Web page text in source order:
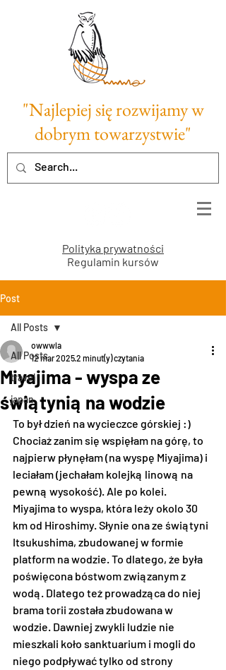
"Najlepiej się rozwijamy w
dobrym towarzystwie"
Polityka prywatności
Regulamin kursów
Post
All Posts
travel
japan
All Posts
Miyajima - wyspa ze
świątynią na wodzie
owwwla
12 mar 20252 minut(y) czytania
To był dzień na wycieczce górskiej :)
Chociaż zanim się wspięłam na górę, to
najpierw płynęłam (na wyspę Miyajima) i
leciałam (jechałam kolejką linową na
pewną wysokość). Ale po kolei.
Miyajima to wyspa, która leży okolo 30
km od Hiroshimy. Słynie ona ze świątyni
Itsukushima, zbudowanej w formie
platform na wodzie. To dlatego, że była
poświęcona bóstwom związanym z
wodą. Dlatego też prowadząca do niej
brama torii została zbudowana w
wodzie. Dawniej zwykli ludzie nie
mieszkali koło sanktuarium i mogli do
niego podpływać tylko od strony